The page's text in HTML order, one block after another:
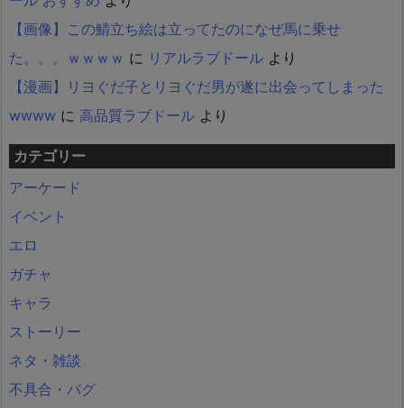
【画像】この鯖立ち絵は立ってたのになぜ馬に乗せ
た。。。ｗｗｗｗ に リアルラブドール より
【漫画】リヨぐだ子とリヨぐだ男が遂に出会ってしまった
wwww に 高品質ラブドール より
カテゴリー
アーケード
イベント
エロ
ガチャ
キャラ
ストーリー
ネタ・雑談
不具合・バグ